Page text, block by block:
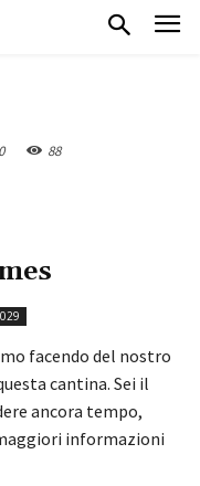
0 88
facendo del nostro
cantina. Sei il
ancora tempo,
informazioni